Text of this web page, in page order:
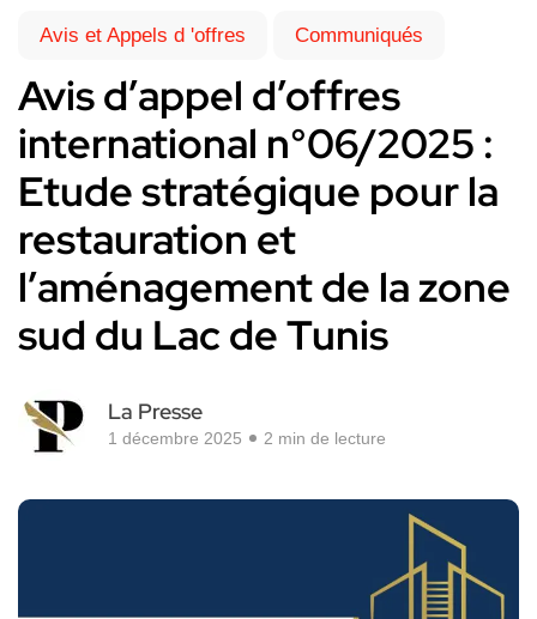
Avis et Appels d 'offres Communiqués
Avis d’appel d’offres
international n°06/2025 :
Etude stratégique pour la
restauration et
l’aménagement de la zone
sud du Lac de Tunis
La Presse
1 décembre 2025 2 min de lecture